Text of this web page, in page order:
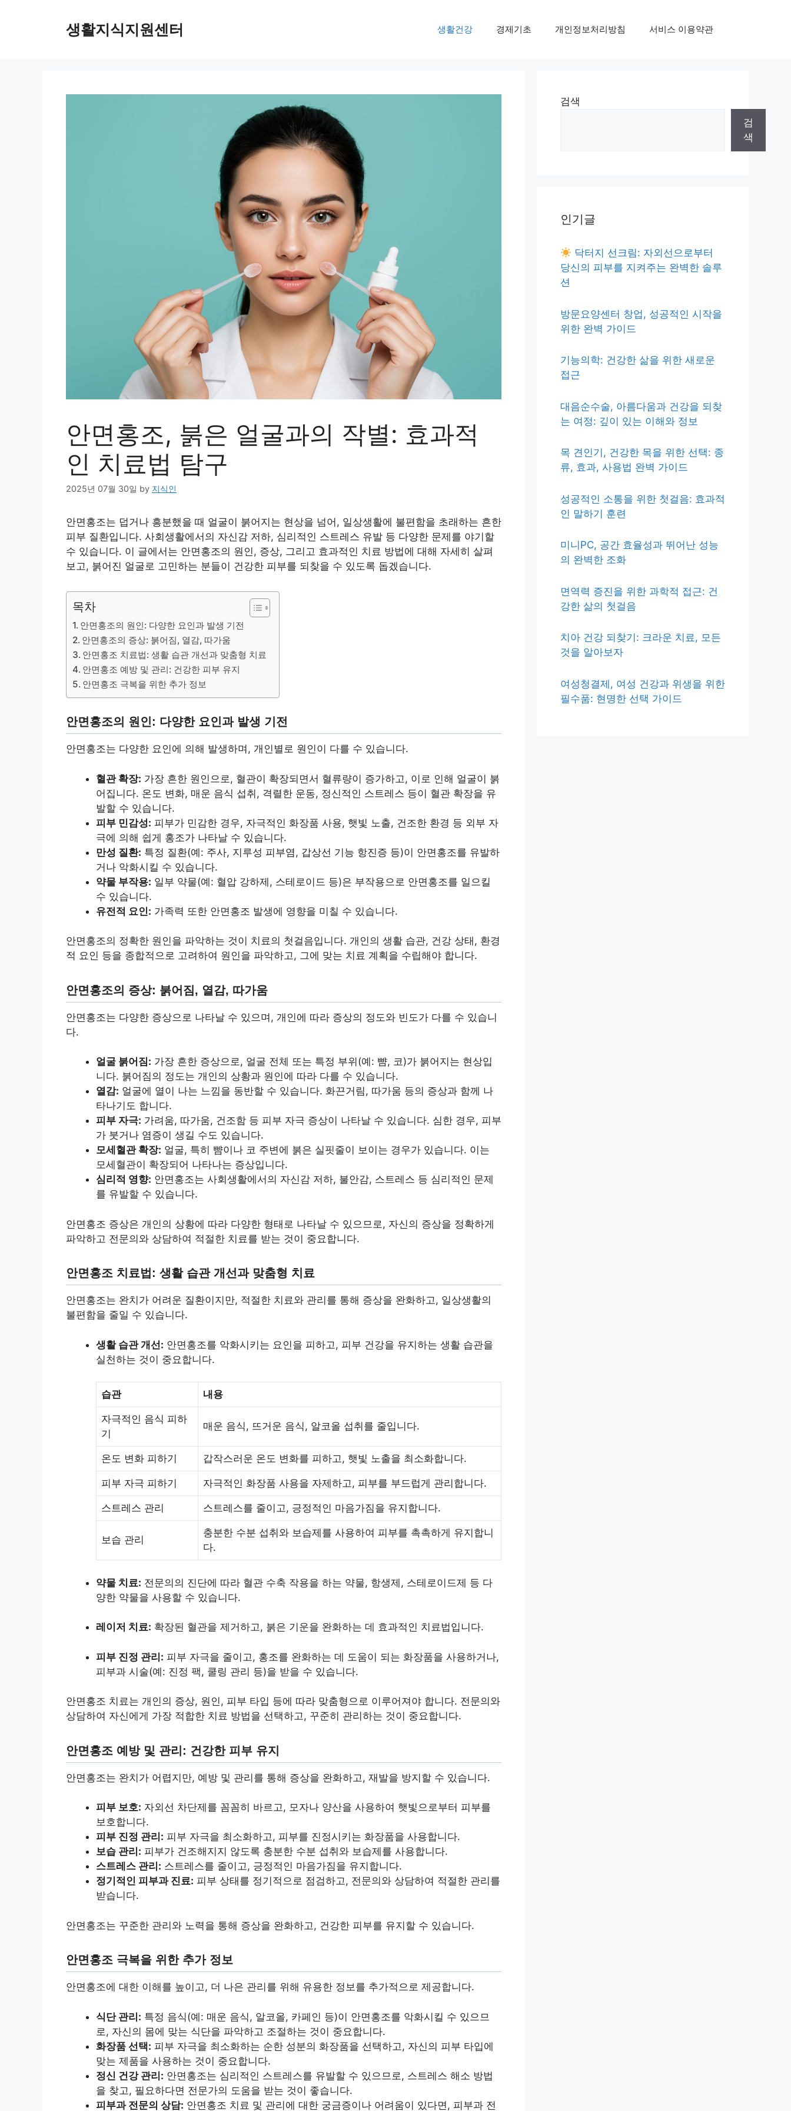
생활지식지원센터 생활건강 경제기초 개인정보처리방침 서비스 이용약관
안면홍조, 붉은 얼굴과의 작별: 효과적
인 치료법 탐구
2025년 07월 30일 by 지식인
안면홍조는 덥거나 흥분했을 때 얼굴이 붉어지는 현상을 넘어, 일상생활에 불편함을 초래하는 흔한
피부 질환입니다. 사회생활에서의 자신감 저하, 심리적인 스트레스 유발 등 다양한 문제를 야기할
수 있습니다. 이 글에서는 안면홍조의 원인, 증상, 그리고 효과적인 치료 방법에 대해 자세히 살펴
보고, 붉어진 얼굴로 고민하는 분들이 건강한 피부를 되찾을 수 있도록 돕겠습니다.
목차
안면홍조의 원인: 다양한 요인과 발생 기전
안면홍조의 증상: 붉어짐, 열감, 따가움
안면홍조 치료법: 생활 습관 개선과 맞춤형 치료
안면홍조 예방 및 관리: 건강한 피부 유지
안면홍조 극복을 위한 추가 정보
안면홍조의 원인: 다양한 요인과 발생 기전
안면홍조는 다양한 요인에 의해 발생하며, 개인별로 원인이 다를 수 있습니다.
혈관 확장: 가장 흔한 원인으로, 혈관이 확장되면서 혈류량이 증가하고, 이로 인해 얼굴이 붉
어집니다. 온도 변화, 매운 음식 섭취, 격렬한 운동, 정신적인 스트레스 등이 혈관 확장을 유
발할 수 있습니다.
피부 민감성: 피부가 민감한 경우, 자극적인 화장품 사용, 햇빛 노출, 건조한 환경 등 외부 자
극에 의해 쉽게 홍조가 나타날 수 있습니다.
만성 질환: 특정 질환(예: 주사, 지루성 피부염, 갑상선 기능 항진증 등)이 안면홍조를 유발하
거나 악화시킬 수 있습니다.
약물 부작용: 일부 약물(예: 혈압 강하제, 스테로이드 등)은 부작용으로 안면홍조를 일으킬
수 있습니다.
유전적 요인: 가족력 또한 안면홍조 발생에 영향을 미칠 수 있습니다.
안면홍조의 정확한 원인을 파악하는 것이 치료의 첫걸음입니다. 개인의 생활 습관, 건강 상태, 환경
적 요인 등을 종합적으로 고려하여 원인을 파악하고, 그에 맞는 치료 계획을 수립해야 합니다.
안면홍조의 증상: 붉어짐, 열감, 따가움
안면홍조는 다양한 증상으로 나타날 수 있으며, 개인에 따라 증상의 정도와 빈도가 다를 수 있습니
다.
얼굴 붉어짐: 가장 흔한 증상으로, 얼굴 전체 또는 특정 부위(예: 뺨, 코)가 붉어지는 현상입
니다. 붉어짐의 정도는 개인의 상황과 원인에 따라 다를 수 있습니다.
열감: 얼굴에 열이 나는 느낌을 동반할 수 있습니다. 화끈거림, 따가움 등의 증상과 함께 나
타나기도 합니다.
피부 자극: 가려움, 따가움, 건조함 등 피부 자극 증상이 나타날 수 있습니다. 심한 경우, 피부
가 붓거나 염증이 생길 수도 있습니다.
모세혈관 확장: 얼굴, 특히 뺨이나 코 주변에 붉은 실핏줄이 보이는 경우가 있습니다. 이는
모세혈관이 확장되어 나타나는 증상입니다.
심리적 영향: 안면홍조는 사회생활에서의 자신감 저하, 불안감, 스트레스 등 심리적인 문제
를 유발할 수 있습니다.
안면홍조 증상은 개인의 상황에 따라 다양한 형태로 나타날 수 있으므로, 자신의 증상을 정확하게
파악하고 전문의와 상담하여 적절한 치료를 받는 것이 중요합니다.
안면홍조 치료법: 생활 습관 개선과 맞춤형 치료
안면홍조는 완치가 어려운 질환이지만, 적절한 치료와 관리를 통해 증상을 완화하고, 일상생활의
불편함을 줄일 수 있습니다.
생활 습관 개선: 안면홍조를 악화시키는 요인을 피하고, 피부 건강을 유지하는 생활 습관을
실천하는 것이 중요합니다.
습관 내용
자극적인 음식 피하
기
매운 음식, 뜨거운 음식, 알코올 섭취를 줄입니다.
온도 변화 피하기 갑작스러운 온도 변화를 피하고, 햇빛 노출을 최소화합니다.
피부 자극 피하기 자극적인 화장품 사용을 자제하고, 피부를 부드럽게 관리합니다.
스트레스 관리 스트레스를 줄이고, 긍정적인 마음가짐을 유지합니다.
보습 관리
충분한 수분 섭취와 보습제를 사용하여 피부를 촉촉하게 유지합니
다.
약물 치료: 전문의의 진단에 따라 혈관 수축 작용을 하는 약물, 항생제, 스테로이드제 등 다
양한 약물을 사용할 수 있습니다.
레이저 치료: 확장된 혈관을 제거하고, 붉은 기운을 완화하는 데 효과적인 치료법입니다.
피부 진정 관리: 피부 자극을 줄이고, 홍조를 완화하는 데 도움이 되는 화장품을 사용하거나,
피부과 시술(예: 진정 팩, 쿨링 관리 등)을 받을 수 있습니다.
안면홍조 치료는 개인의 증상, 원인, 피부 타입 등에 따라 맞춤형으로 이루어져야 합니다. 전문의와
상담하여 자신에게 가장 적합한 치료 방법을 선택하고, 꾸준히 관리하는 것이 중요합니다.
안면홍조 예방 및 관리: 건강한 피부 유지
안면홍조는 완치가 어렵지만, 예방 및 관리를 통해 증상을 완화하고, 재발을 방지할 수 있습니다.
피부 보호: 자외선 차단제를 꼼꼼히 바르고, 모자나 양산을 사용하여 햇빛으로부터 피부를
보호합니다.
피부 진정 관리: 피부 자극을 최소화하고, 피부를 진정시키는 화장품을 사용합니다.
보습 관리: 피부가 건조해지지 않도록 충분한 수분 섭취와 보습제를 사용합니다.
스트레스 관리: 스트레스를 줄이고, 긍정적인 마음가짐을 유지합니다.
정기적인 피부과 진료: 피부 상태를 정기적으로 점검하고, 전문의와 상담하여 적절한 관리를
받습니다.
안면홍조는 꾸준한 관리와 노력을 통해 증상을 완화하고, 건강한 피부를 유지할 수 있습니다.
안면홍조 극복을 위한 추가 정보
안면홍조에 대한 이해를 높이고, 더 나은 관리를 위해 유용한 정보를 추가적으로 제공합니다.
식단 관리: 특정 음식(예: 매운 음식, 알코올, 카페인 등)이 안면홍조를 악화시킬 수 있으므
로, 자신의 몸에 맞는 식단을 파악하고 조절하는 것이 중요합니다.
화장품 선택: 피부 자극을 최소화하는 순한 성분의 화장품을 선택하고, 자신의 피부 타입에
맞는 제품을 사용하는 것이 중요합니다.
정신 건강 관리: 안면홍조는 심리적인 스트레스를 유발할 수 있으므로, 스트레스 해소 방법
을 찾고, 필요하다면 전문가의 도움을 받는 것이 좋습니다.
피부과 전문의 상담: 안면홍조 치료 및 관리에 대한 궁금증이나 어려움이 있다면, 피부과 전
검색
검
색
인기글
닥터지 선크림: 자외선으로부터
당신의 피부를 지켜주는 완벽한 솔루
션
방문요양센터 창업, 성공적인 시작을
위한 완벽 가이드
기능의학: 건강한 삶을 위한 새로운
접근
대음순수술, 아름다움과 건강을 되찾
는 여정: 깊이 있는 이해와 정보
목 견인기, 건강한 목을 위한 선택: 종
류, 효과, 사용법 완벽 가이드
성공적인 소통을 위한 첫걸음: 효과적
인 말하기 훈련
미니PC, 공간 효율성과 뛰어난 성능
의 완벽한 조화
면역력 증진을 위한 과학적 접근: 건
강한 삶의 첫걸음
치아 건강 되찾기: 크라운 치료, 모든
것을 알아보자
여성청결제, 여성 건강과 위생을 위한
필수품: 현명한 선택 가이드